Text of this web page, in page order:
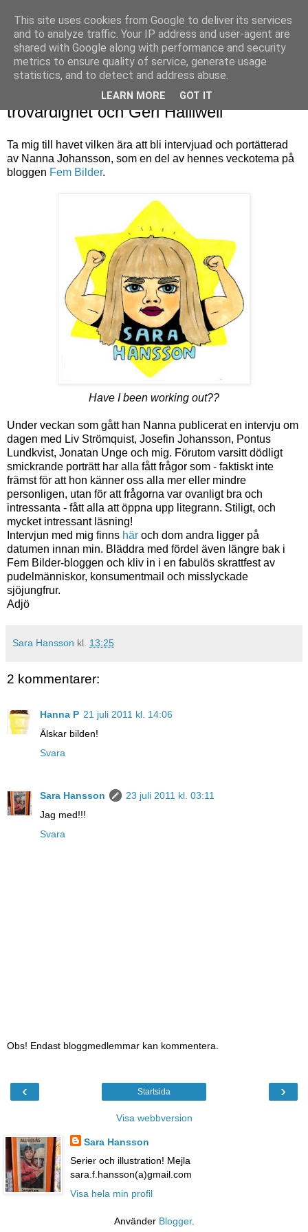
Sara Hansson
fredag 15 juli 2011
Intervju om arbetsmoral, politisk
trovärdighet och Geri Halliwell
Ta mig till havet vilken ära att bli intervjuad och portätterad
av Nanna Johansson, som en del av hennes veckotema på
bloggen Fem Bilder.
Have I been working out??
Under veckan som gått han Nanna publicerat en intervju om
dagen med Liv Strömquist, Josefin Johansson, Pontus
Lundkvist, Jonatan Unge och mig. Förutom varsitt dödligt
smickrande porträtt har alla fått frågor som - faktiskt inte
främst för att hon känner oss alla mer eller mindre
personligen, utan för att frågorna var ovanligt bra och
intressanta - fått alla att öppna upp litegrann. Stiligt, och
mycket intressant läsning!
Intervjun med mig finns här och dom andra ligger på
datumen innan min. Bläddra med fördel även längre bak i
Fem Bilder-bloggen och kliv in i en fabulös skrattfest av
pudelmänniskor, konsumentmail och misslyckade
sjöjungfrur.
Adjö
Sara Hansson kl. 13:25
2 kommentarer:
Hanna P 21 juli 2011 kl. 14:06
Älskar bilden!
Svara
Sara Hansson
23 juli 2011 kl. 03:11
Jag med!!!
Svara
Obs! Endast bloggmedlemmar kan kommentera.
‹ ›
Startsida
Visa webbversion
Sara Hansson
Serier och illustration! Mejla
sara.f.hansson(a)gmail.com
Visa hela min profil
Använder Blogger.
This site uses cookies from Google to deliver its services
and to analyze traffic. Your IP address and user-agent are
shared with Google along with performance and security
metrics to ensure quality of service, generate usage
statistics, and to detect and address abuse.
LEARN MORE GOT IT